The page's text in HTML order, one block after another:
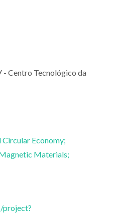
- Centro Tecnológico da
Economy;
Materials;
project?